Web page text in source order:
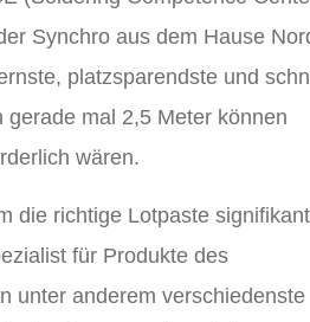
Synchro aus dem Hause
platzsparendste und
mal 2,5 Meter können
wären.
die richtige Lotpaste signifikant
für Produkte des
unter anderem verschiedenste